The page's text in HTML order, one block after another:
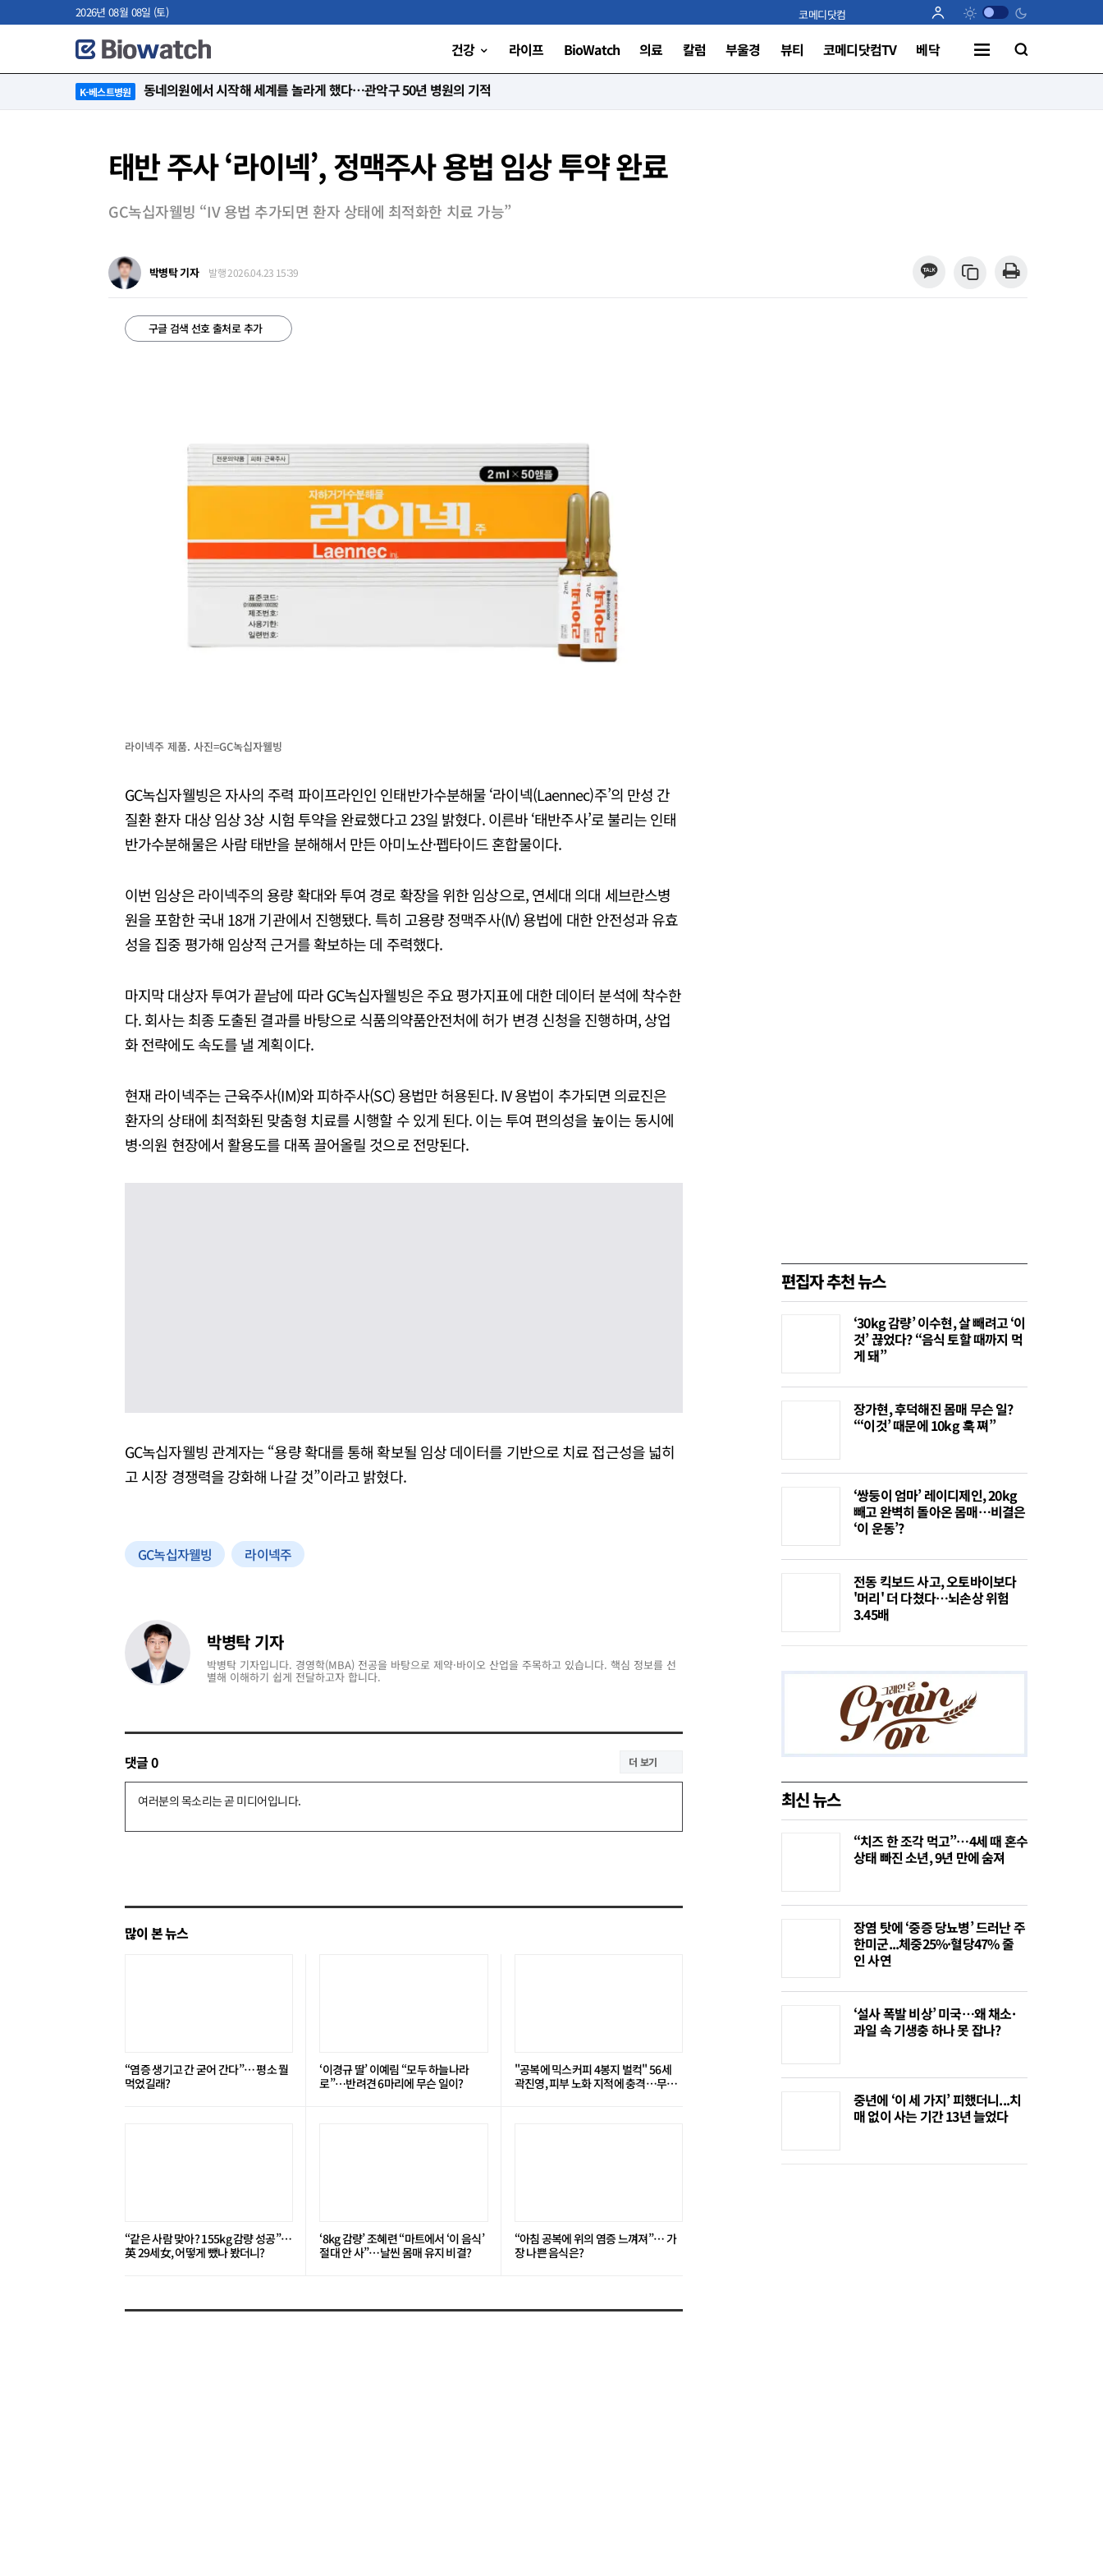
2026년 08월 08일 (토) 코메디닷컴
건강 라이프 BioWatch 의료 칼럼 부울경 뷰티 코메디닷컴TV 베닥
K-베스트병원 동네의원에서 시작해 세계를 놀라게 했다…관악구 50년 병원의 기적
태반 주사 ‘라이넥’, 정맥주사 용법 임상 투약 완료
GC녹십자웰빙 “IV 용법 추가되면 환자 상태에 최적화한 치료 가능”
박병탁 기자 발행 2026.04.23 15:39
구글 검색 선호 출처로 추가
라이넥주 제품. 사진=GC녹십자웰빙
GC녹십자웰빙은 자사의 주력 파이프라인인 인태반가수분해물 ‘라이넥(Laennec)주’의 만성 간
질환 환자 대상 임상 3상 시험 투약을 완료했다고 23일 밝혔다. 이른바 ‘태반주사’로 불리는 인태
반가수분해물은 사람 태반을 분해해서 만든 아미노산·펩타이드 혼합물이다.
이번 임상은 라이넥주의 용량 확대와 투여 경로 확장을 위한 임상으로, 연세대 의대 세브란스병
원을 포함한 국내 18개 기관에서 진행됐다. 특히 고용량 정맥주사(IV) 용법에 대한 안전성과 유효
성을 집중 평가해 임상적 근거를 확보하는 데 주력했다.
마지막 대상자 투여가 끝남에 따라 GC녹십자웰빙은 주요 평가지표에 대한 데이터 분석에 착수한
다. 회사는 최종 도출된 결과를 바탕으로 식품의약품안전처에 허가 변경 신청을 진행하며, 상업
화 전략에도 속도를 낼 계획이다.
현재 라이넥주는 근육주사(IM)와 피하주사(SC) 용법만 허용된다. IV 용법이 추가되면 의료진은
환자의 상태에 최적화된 맞춤형 치료를 시행할 수 있게 된다. 이는 투여 편의성을 높이는 동시에
병·의원 현장에서 활용도를 대폭 끌어올릴 것으로 전망된다.
GC녹십자웰빙 관계자는 “용량 확대를 통해 확보될 임상 데이터를 기반으로 치료 접근성을 넓히
고 시장 경쟁력을 강화해 나갈 것”이라고 밝혔다.
GC녹십자웰빙 라이넥주
박병탁 기자
박병탁 기자입니다. 경영학(MBA) 전공을 바탕으로 제약·바이오 산업을 주목하고 있습니다. 핵심 정보를 선
별해 이해하기 쉽게 전달하고자 합니다.
댓글0 더 보기
댓
많이 본 뉴스
“염증 생기고 간 굳어 간다”… 평소 뭘
먹었길래?
‘이경규 딸’ 이예림 “모두 하늘나라
로”⋯반려견 6마리에 무슨 일이?
"공복에 믹스커피 4봉지 벌컥" 56세
곽진영, 피부 노화 지적에 충격…무슨
“같은 사람 맞아? 155kg 감량 성공”…
英 29세女, 어떻게 뺐나 봤더니?
‘8kg 감량’ 조혜련 “마트에서 ‘이 음식’
절대 안 사”…날씬 몸매 유지 비결?
“아침 공복에 위의 염증 느껴져”… 가
장 나쁜 음식은?
편집자 추천 뉴스
‘30kg 감량’ 이수현, 살 빼려고 ‘이
것’ 끊었다? “음식 토할 때까지 먹
게 돼”
장가현, 후덕해진 몸매 무슨 일?
“‘이것’ 때문에 10kg 훅 쪄”
‘쌍둥이 엄마’ 레이디제인, 20kg
빼고 완벽히 돌아온 몸매…비결은
‘이 운동’?
전동 킥보드 사고, 오토바이보다
'머리' 더 다쳤다…뇌손상 위험
3.45배
최신 뉴스
“치즈 한 조각 먹고”…4세 때 혼수
상태 빠진 소년, 9년 만에 숨져
장염 탓에 ‘중증 당뇨병’ 드러난 주
한미군...체중25%·혈당47% 줄
인 사연
‘설사 폭발 비상’ 미국…왜 채소·
과일 속 기생충 하나 못 잡나?
중년에 ‘이 세 가지’ 피했더니...치
매 없이 사는 기간 13년 늘었다